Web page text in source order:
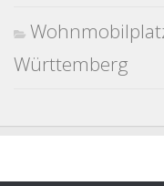
Württemberg